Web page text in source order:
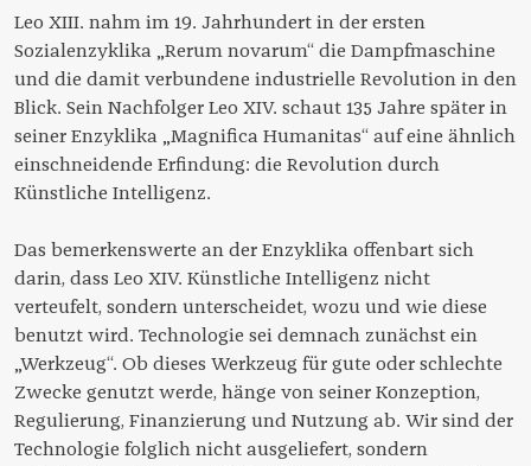
Initiativen
Nachhaltigkeit
Campus
Gastronomie
Spiritualität
Kunst
Leo XIII. nahm im 19. Jahrhundert in der ersten
Sozialenzyklika „Rerum novarum“ die Dampfmaschine
und die damit verbundene industrielle Revolution in den
Blick. Sein Nachfolger Leo XIV. schaut 135 Jahre später in
seiner Enzyklika „Magnifica Humanitas“ auf eine ähnlich
einschneidende Erfindung: die Revolution durch
Künstliche Intelligenz.
Das bemerkenswerte an der Enzyklika offenbart sich
darin, dass Leo XIV. Künstliche Intelligenz nicht
verteufelt, sondern unterscheidet, wozu und wie diese
benutzt wird. Technologie sei demnach zunächst ein
„Werkzeug“. Ob dieses Werkzeug für gute oder schlechte
Zwecke genutzt werde, hänge von seiner Konzeption,
Regulierung, Finanzierung und Nutzung ab. Wir sind der
Technologie folglich nicht ausgeliefert, sondern